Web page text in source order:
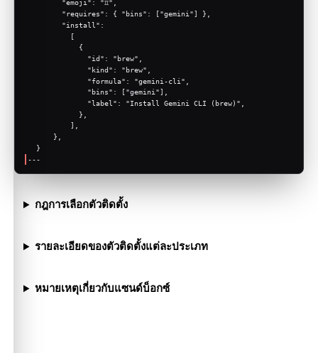
        "emoji": "♊️",
        "requires": { "bins": ["gemini"] },
        "install":
          [
            {
              "id": "brew",
              "kind": "brew",
              "formula": "gemini-cli",
              "bins": ["gemini"],
              "label": "Install Gemini CLI (brew)",
            },
          ],
      },
  }
---
กฎการเลือกตัวติดตั้ง
รายละเอียดของตัวติดตั้งแต่ละประเภท
หมายเหตุเกี่ยวกับแซนด์บ็อกซ์